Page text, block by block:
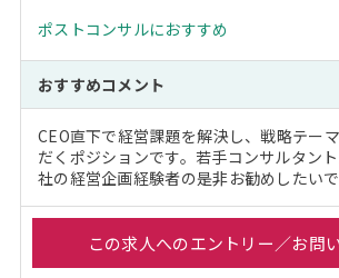
ポストコンサルにおすすめ
おすすめコメント
CEO直下で経営課題を解決し、戦略テー
だくポジションです。若手コンサルタン
社の経営企画経験者の是非お勧めしたいで
この求人へのエントリー／お問